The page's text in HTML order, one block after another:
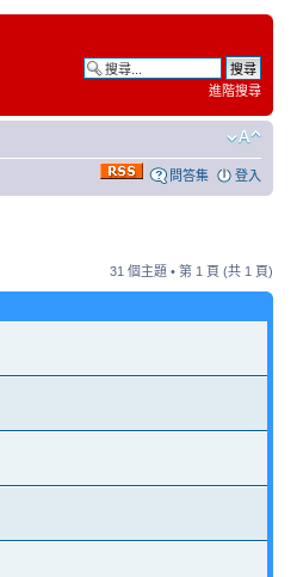
進階搜尋
問答集 登入
31 個主題 • 第 1 頁 (共 1 頁)